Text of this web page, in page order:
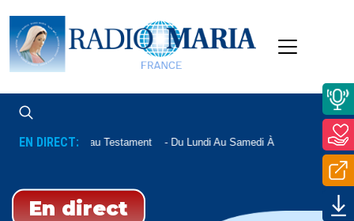
EN DIRECT:Nouveau Testament Du Lundi Au Samedi À 12h15, Le Mardi
En direct